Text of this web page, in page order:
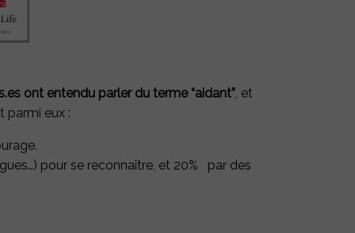
ont entendu parler du terme “aidant” , et
parmi eux :
pour se reconnaître, et 20% par des